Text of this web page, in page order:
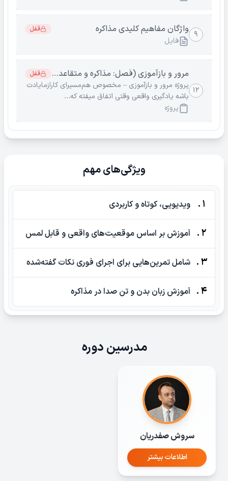
۹ واژگان مفاهیم کلیدی مذاکره قفل
فایل
۱۲
مرور و بازآموزی (فصل: مذاکره و متقاعد سازی)قفل
پروژه مرور و بازآموزی – مخصوص هم‌مسیرای کارازمایادت
باشه یادگیری واقعی وقتی اتفاق میفته که...
پروژه
ویژگی‌های مهم
1 . ویدیویی، کوتاه و کاربردی
2 . آموزش بر اساس موقعیت‌های واقعی و قابل لمس
3 . شامل تمرین‌هایی برای اجرای فوری نکات گفته‌شده
4 . آموزش زبان بدن و تن صدا در مذاکره
مدرسین دوره
سروش صفدریان
اطلاعات بیشتر